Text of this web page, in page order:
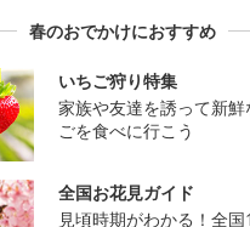
春のおでかけにおすすめ
いちご狩り特集
家族や友達を誘って新鮮
ごを食べに行こう
全国お花見ガイド
見頃時期がわかる！全国